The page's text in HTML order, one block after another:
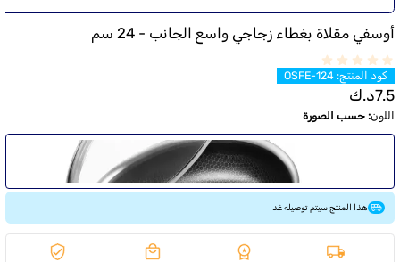
أوسفي مقلاة بغطاء زجاجي واسع الجانب - 24 سم
كود المنتج:
OSFE-124
7.5د.ك
اللون: حسب الصورة
هذا المنتج سيتم توصيله غدا